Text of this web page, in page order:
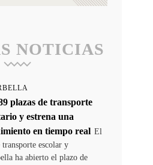
NOTICIAS
plazas de transporte
y estrena una
en tiempo real El
escolar y
ha abierto el plazo de